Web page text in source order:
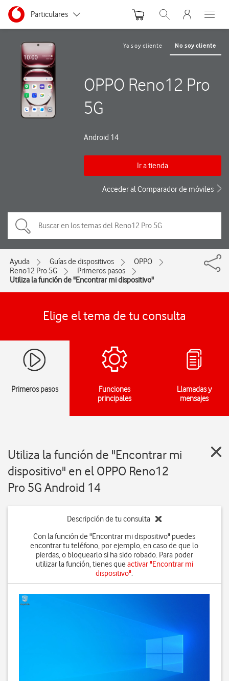
Ir a la pagina principal de vodafone.es
Menu navegación Segmento
Particulares
Autónomos
Pymes
Grandes empresas
y AA.PP.
Abrir buscador. Abre
Abre
Ya soy cliente No soy cliente
OPPO Reno12 Pro
5G
Android 14
Ir a tienda
Acceder al Comparador de móviles
Ayuda Guías de dispositivos
OPPO
Reno12 Pro 5G
Primeros pasos
Utiliza la función de "Encontrar mi dispositivo"
Elige el tema de tu consulta
Primeros pasos
Funciones
principales
Llamadas y
mensajes
Utiliza la función de "Encontrar mi
dispositivo" en el OPPO Reno12
Pro 5G Android 14
Descripción de tu consulta
Con la función de "Encontrar mi dispositivo" puedes
encontrar tu teléfono, por ejemplo, en caso de que lo
pierdas, o bloquearlo si ha sido robado. Para poder
utilizar la función, tienes que activar "Encontrar mi
dispositivo".